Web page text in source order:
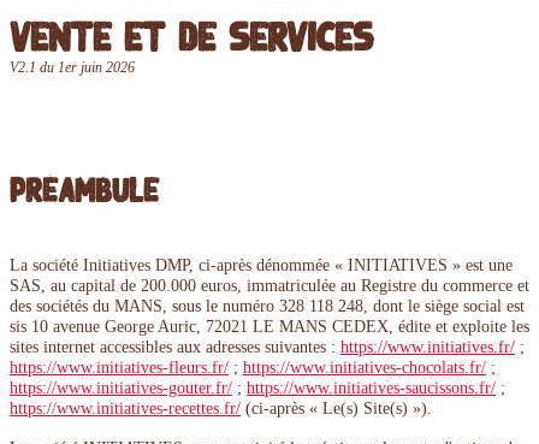
vente et de services
V2.1 du 1er juin 2026
Préambule
La société Initiatives DMP, ci-après dénommée « INITIATIVES » est une
SAS, au capital de 200.000 euros, immatriculée au Registre du commerce et
des sociétés du MANS, sous le numéro 328 118 248, dont le siège social est
sis 10 avenue George Auric, 72021 LE MANS CEDEX, édite et exploite les
sites internet accessibles aux adresses suivantes : https://www.initiatives.fr/ ;
https://www.initiatives-fleurs.fr/ ; https://www.initiatives-chocolats.fr/ ;
https://www.initiatives-gouter.fr/ ; https://www.initiatives-saucissons.fr/ ;
https://www.initiatives-recettes.fr/ (ci-après « Le(s) Site(s) »).